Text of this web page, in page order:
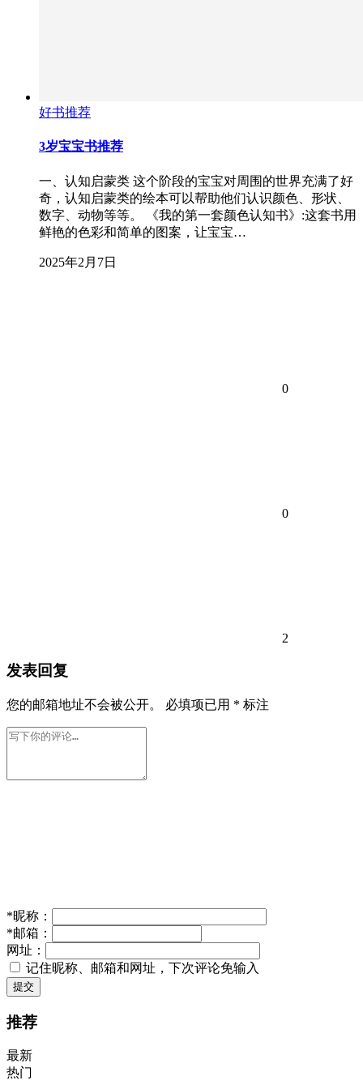
好书推荐
3岁宝宝书推荐
一、认知启蒙类 这个阶段的宝宝对周围的世界充满了好
奇，认知启蒙类的绘本可以帮助他们认识颜色、形状、
数字、动物等等。 《我的第一套颜色认知书》:这套书用
鲜艳的色彩和简单的图案，让宝宝…
2025年2月7日
0
0
2
发表回复
您的邮箱地址不会被公开。 必填项已用 * 标注
*昵称：
*邮箱：
网址：
记住昵称、邮箱和网址，下次评论免输入
提交
推荐
最新
热门